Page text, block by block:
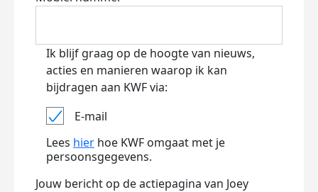
Ik blijf graag op de hoogte van nieuws,
acties en manieren waarop ik kan
bijdragen aan KWF via:
E-mail
Lees hier hoe KWF omgaat met je
persoonsgegevens.
Jouw bericht op de actiepagina van Joey